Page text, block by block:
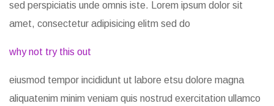
sed perspiciatis unde omnis iste. Lorem ipsum dolor sit
amet, consectetur adipisicing elitm sed do
why not try this out
eiusmod tempor incididunt ut labore etsu dolore magna
aliquatenim minim veniam quis nostrud exercitation ullamco